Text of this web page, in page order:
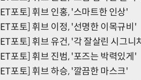
[ET포토] 휘브 인홍, '스마트한 인상'
[ET포토] 휘브 이정, '선명한 이목규비'
[ET포토] 휘브 유건, '각 잘살린 시그니
[ET포토] 휘브 진범, '포즈는 박력있게'
[ET포토] 휘브 하승, '깔끔한 마스크'